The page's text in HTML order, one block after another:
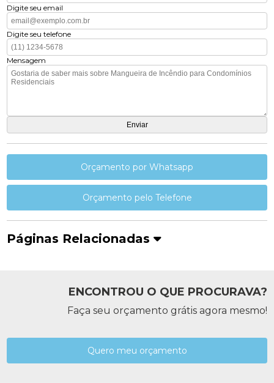
Digite seu email
Digite seu telefone
Mensagem
Orçamento por Whatsapp
Orçamento pelo Telefone
Páginas Relacionadas
ENCONTROU O QUE PROCURAVA?
Faça seu orçamento grátis agora mesmo!
Quero meu orçamento